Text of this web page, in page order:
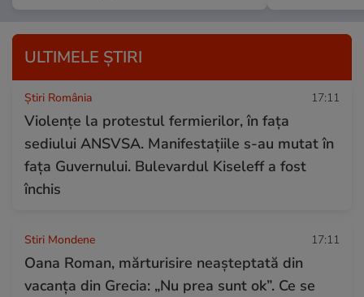
ULTIMELE ȘTIRI
Știri România 17:11
Violențe la protestul fermierilor, în fața
sediului ANSVSA. Manifestațiile s-au mutat în
fața Guvernului. Bulevardul Kiseleff a fost
închis
Stiri Mondene 17:11
Oana Roman, mărturisire neașteptată din
vacanța din Grecia: „Nu prea sunt ok”. Ce se